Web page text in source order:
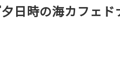
日時の海カフェド